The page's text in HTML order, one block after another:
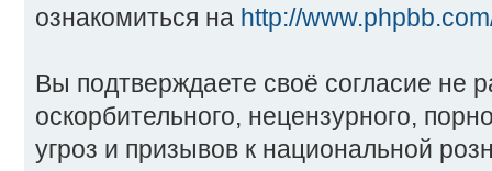
ознакомиться на http://
Вы подтверждаете своё согласие не
оскорбительного, нецензурного,
угроз и призывов к национальной